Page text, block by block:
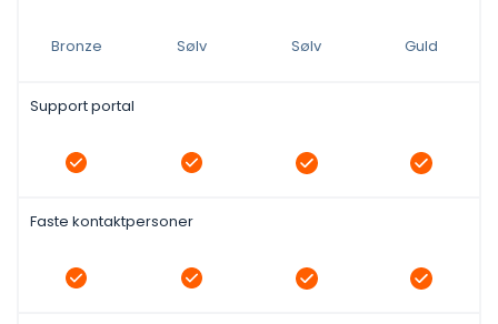
Bronze Sølv Sølv Guld
Support portal
Faste kontaktpersoner